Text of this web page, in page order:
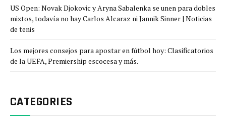
US Open: Novak Djokovic y Aryna Sabalenka se unen para dobles
mixtos, todavía no hay Carlos Alcaraz ni Jannik Sinner | Noticias
de tenis
Los mejores consejos para apostar en fútbol hoy: Clasificatorios
de la UEFA, Premiership escocesa y más.
CATEGORIES